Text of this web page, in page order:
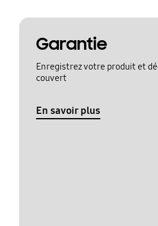
Garantie
Enregistrez votre produit et
couvert
En savoir plus